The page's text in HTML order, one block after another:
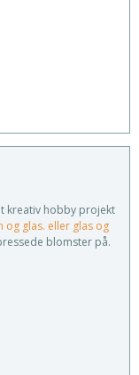
kreativ hobby projekt
glas. eller glas og
blomster på.